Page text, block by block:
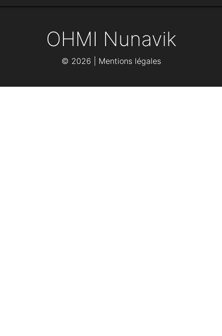
OHMI Nunavik
© 2026 | Mentions légales